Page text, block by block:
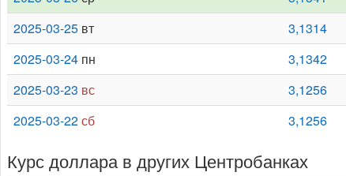
2025-03-25 вт 3,1314
2025-03-24 пн 3,1342
2025-03-23 вс 3,1256
2025-03-22сб 3,1256
Курс доллара в других Центробанках